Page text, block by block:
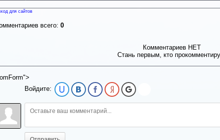
для сайтов
всего: 0
Комментариев НЕТ
Стань первым, кто
Войдите: